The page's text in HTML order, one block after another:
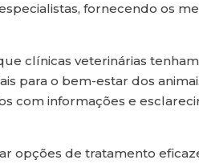
fornecendo os
clínicas veterinárias
para o bem-estar dos
com informações e
opções de tratamento